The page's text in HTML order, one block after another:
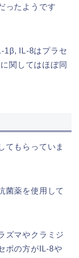
ったようです
1β, IL-8はプラセ
関してはほぼ同
てもらっていま
菌薬を使用して
ズマやクラミジ
ボの方がIL-8や